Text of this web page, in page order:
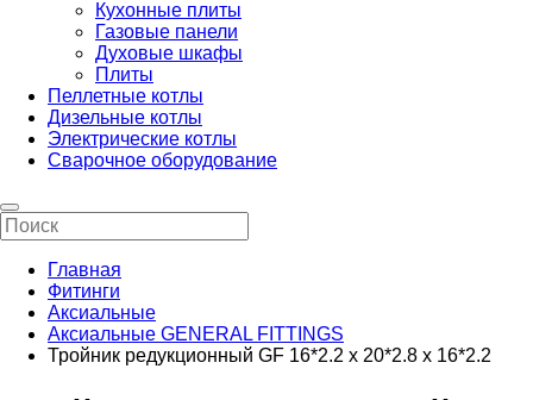
Кухонные плиты
Газовые панели
Духовые шкафы
Плиты
Пеллетные котлы
Дизельные котлы
Электрические котлы
Сварочное оборудование
Главная
Фитинги
Аксиальные
Аксиальные GENERAL FITTINGS
Тройник редукционный GF 16*2.2 х 20*2.8 х 16*2.2